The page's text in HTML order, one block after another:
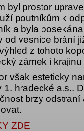
byl prostor
poutníkům k
a byla
od vesnice brání
z tohoto
zámek i
však esteticky
1. hradecké a.s..
brzy
ZDE